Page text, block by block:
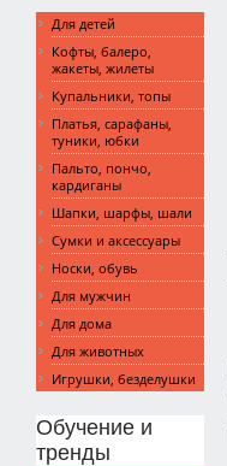
Для детей
Кофты, балеро,
жакеты, жилеты
Купальники, топы
Платья, сарафаны,
туники, юбки
Пальто, пончо,
кардиганы
Шапки, шарфы, шали
Сумки и аксессуары
Носки, обувь
Для мужчин
Для дома
Для животных
Игрушки, безделушки
Обучение и
тренды